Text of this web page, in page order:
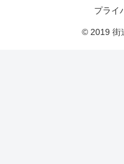
プライ
© 2019 街